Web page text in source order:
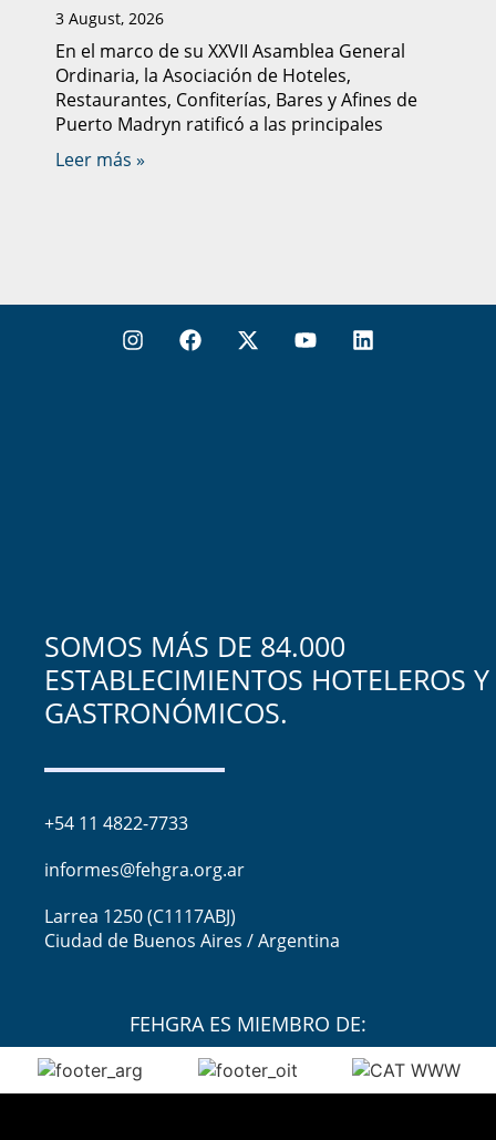
3 August, 2026
En el marco de su XXVII Asamblea General
Ordinaria, la Asociación de Hoteles,
Restaurantes, Confiterías, Bares y Afines de
Puerto Madryn ratificó a las principales
Leer más »
SOMOS MÁS DE 84.000
ESTABLECIMIENTOS HOTELEROS Y
GASTRONÓMICOS.
+54 11 4822-7733
informes@fehgra.org.ar
Larrea 1250 (C1117ABJ)
Ciudad de Buenos Aires / Argentina
FEHGRA ES MIEMBRO DE: